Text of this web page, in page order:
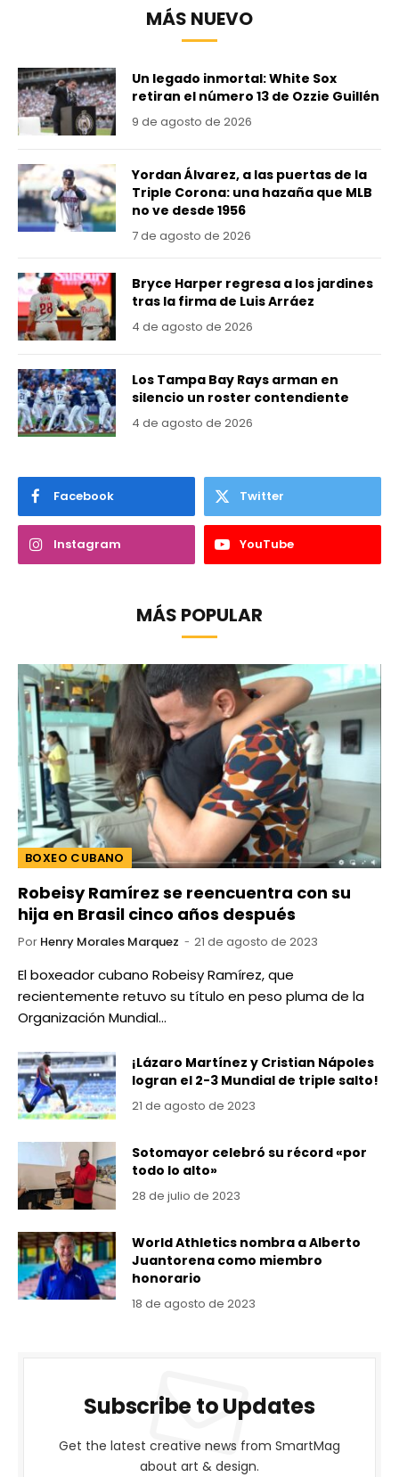
MÁS NUEVO
Un legado inmortal: White Sox
retiran el número 13 de Ozzie Guillén
9 de agosto de 2026
Yordan Álvarez, a las puertas de la
Triple Corona: una hazaña que MLB
no ve desde 1956
7 de agosto de 2026
Bryce Harper regresa a los jardines
tras la firma de Luis Arráez
4 de agosto de 2026
Los Tampa Bay Rays arman en
silencio un roster contendiente
4 de agosto de 2026
Facebook Twitter
Instagram YouTube
MÁS POPULAR
BOXEO CUBANO
Robeisy Ramírez se reencuentra con su
hija en Brasil cinco años después
Por Henry Morales Marquez 21 de agosto de 2023
El boxeador cubano Robeisy Ramírez, que
recientemente retuvo su título en peso pluma de la
Organización Mundial…
¡Lázaro Martínez y Cristian Nápoles
logran el 2-3 Mundial de triple salto!
21 de agosto de 2023
Sotomayor celebró su récord «por
todo lo alto»
28 de julio de 2023
World Athletics nombra a Alberto
Juantorena como miembro
honorario
18 de agosto de 2023
Subscribe to Updates
Get the latest creative news from SmartMag
about art & design.